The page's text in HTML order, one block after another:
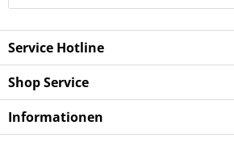
Service Hotline
Shop Service
Informationen